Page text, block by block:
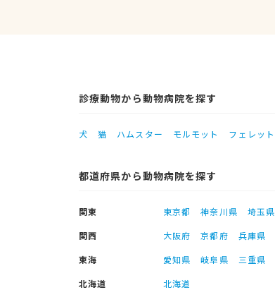
診療動物から動物病院を探す
犬 猫 ハムスター モルモット フェレット
都道府県から動物病院を探す
関東 東京都 神奈川県 埼玉県
関西
大阪府 京都府 兵庫県
東海
愛知県 岐阜県 三重県
北海道
北海道